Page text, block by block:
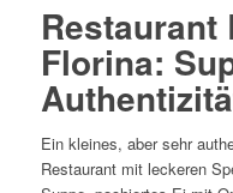
Florina:
Ein kleines, aber sehr
Restaurant mit leckeren